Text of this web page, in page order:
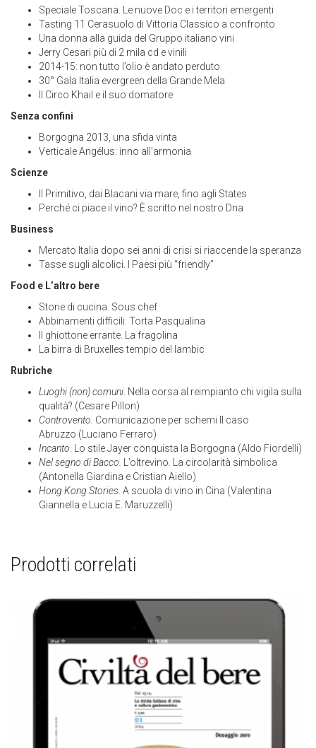
Speciale Toscana. Le nuove Doc e i territori emergenti
Tasting 11 Cerasuolo di Vittoria Classico a confronto
Una donna alla guida del Gruppo italiano vini
Jerry Cesari più di 2 mila cd e vinili
2014-15: non tutto l’olio è andato perduto
30° Gala Italia evergreen della Grande Mela
Il Circo Khail e il suo domatore
Senza confini
Borgogna 2013, una sfida vinta
Verticale Angélus: inno all’armonia
Scienze
Il Primitivo, dai Blacani via mare, fino agli States
Perché ci piace il vino? È scritto nel nostro Dna
Business
Mercato Italia dopo sei anni di crisi si riaccende la speranza
Tasse sugli alcolici. I Paesi più “friendly”
Food e L’altro bere
Storie di cucina. Sous chef
Abbinamenti difficili. Torta Pasqualina
Il ghiottone errante. La fragolina
La birra di Bruxelles tempio del lambic
Rubriche
Luoghi (non) comuni . Nella corsa al reimpianto chi vigila sulla
qualità? (Cesare Pillon)
Controvento. Comunicazione per schemi Il caso
Abruzzo (Luciano Ferraro)
Incanto . Lo stile Jayer conquista la Borgogna (Aldo Fiordelli)
Nel segno di Bacco.
L’oltrevino. La circolarità simbolica
(Antonella Giardina e Cristian Aiello)
Hong Kong Stories. A scuola di vino in Cina (Valentina
Giannella e Lucia E. Maruzzelli)
Prodotti correlati